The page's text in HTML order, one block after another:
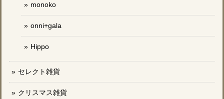
monoko
onni+gala
Hippo
セレクト雑貨
クリスマス雑貨